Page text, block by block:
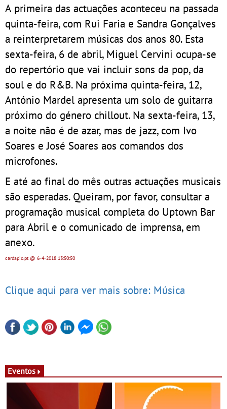
A primeira das actuações aconteceu na passada
quinta-feira, com Rui Faria e Sandra Gonçalves
a reinterpretarem músicas dos anos 80. Esta
sexta-feira, 6 de abril, Miguel Cervini ocupa-se
do repertório que vai incluir sons da pop, da
soul e do R&B. Na próxima quinta-feira, 12,
António Mardel apresenta um solo de guitarra
próximo do género chillout. Na sexta-feira, 13,
a noite não é de azar, mas de jazz, com Ivo
Soares e José Soares aos comandos dos
microfones.
E até ao final do mês outras actuações musicais
são esperadas. Queiram, por favor, consultar a
programação musical completa do Uptown Bar
para Abril e o comunicado de imprensa, em
anexo.
cardapio.pt@ 6-4-2018 13:50:50
Clique aqui para ver mais sobre: Música
Eventos